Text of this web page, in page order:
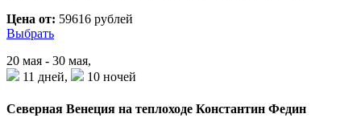
Цена от: 59616 рублей
Выбрать
20 мая - 30 мая,
11 дней,
10 ночей
Северная Венеция на теплоходе Константин Федин